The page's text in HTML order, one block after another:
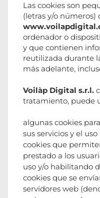
Las cookies son
(letras y/o números)
ordenador o
y que contienen
reutilizada durante
más adelante,
Voilàp Digital s.r.l.
tratamiento, puede
algunas cookies
sus servicios y el
cookies que
prestado a los
uso y/o habilitando
cookies que se
servidores web